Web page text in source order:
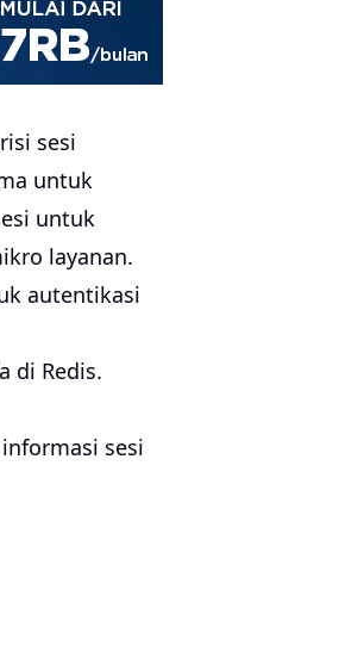
sesi
untuk
untuk
layanan.
autentikasi
di Redis.
sesi